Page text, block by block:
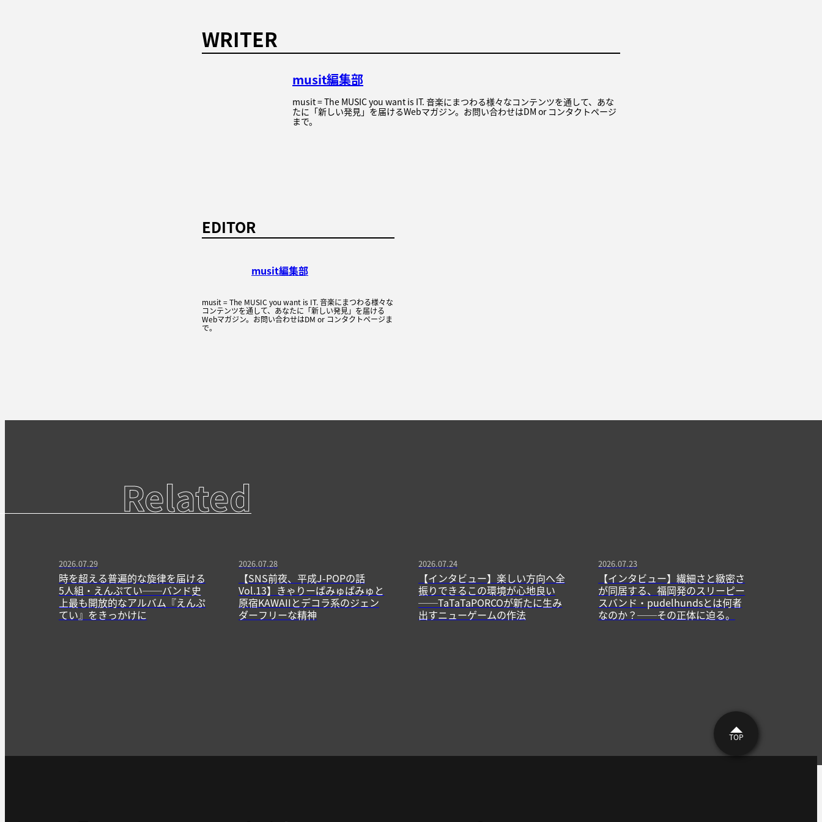
WRITER
musit編集部
musit = The MUSIC you want is IT. 音楽にまつわる様々なコンテンツを通して、あな
たに「新しい発見」を届けるWebマガジン。お問い合わせはDM or コンタクトページ
まで。
EDITOR
musit編集部
musit = The MUSIC you want is IT. 音楽にまつわる様々な
コンテンツを通して、あなたに「新しい発見」を届ける
Webマガジン。お問い合わせはDM or コンタクトページま
で。
Related
2026.07.29
時を超える普遍的な旋律を届ける
5人組・えんぷてい──バンド史
上最も開放的なアルバム『えんぷ
てい』をきっかけに
2026.07.28
【SNS前夜、平成J-POPの話
Vol.13】きゃりーぱみゅぱみゅと
原宿KAWAIIとデコラ系のジェン
ダーフリーな精神
2026.07.24
【インタビュー】楽しい方向へ全
振りできるこの環境が心地良い
──TaTaTaPORCOが新たに生み
出すニューゲームの作法
2026.07.23
【インタビュー】繊細さと緻密さ
が同居する、福岡発のスリーピー
スバンド・pudelhundsとは何者
なのか？──その正体に迫る。
TOP